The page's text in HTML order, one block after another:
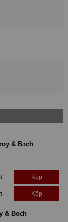
& Boch
Köp
Köp
& Boch